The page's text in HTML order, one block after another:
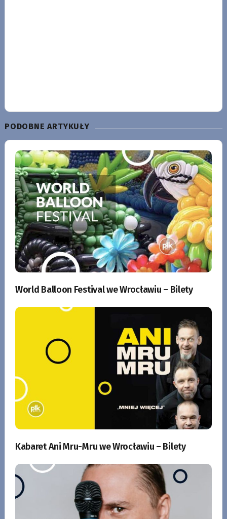
PODOBNE ARTYKUŁY
World Balloon Festival we Wrocławiu – Bilety
Kabaret Ani Mru-Mru we Wrocławiu – Bilety